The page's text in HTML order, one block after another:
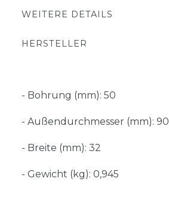
WEITERE DETAILS
HERSTELLER
- Bohrung (mm): 50
- Außendurchmesser (mm): 90
- Breite (mm): 32
- Gewicht (kg): 0,945